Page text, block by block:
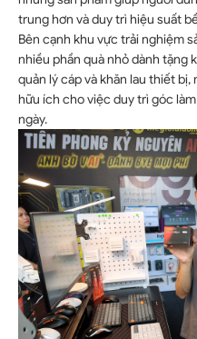
trung hơn và duy trì hiệu suất
Bên cạnh khu vực trải nghiệm
nhiều phần quà nhỏ dành tặng
quản lý cáp và khăn lau thiết
hữu ích cho việc duy trì góc
ngày.